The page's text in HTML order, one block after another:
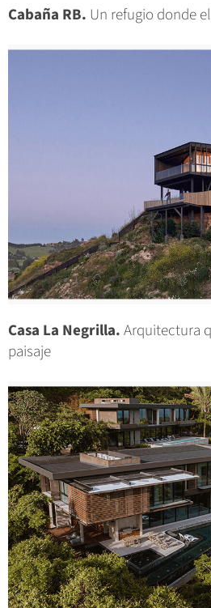
Cabaña RB. Un refugio donde
Casa La Negrilla.Arquitectura
paisaje